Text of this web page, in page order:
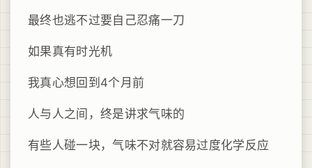
最终也逃不过要自己忍痛一刀
如果真有时光机
我真心想回到4个月前
人与人之间，终是讲求气味的
有些人碰一块，气味不对就容易过度化学反应